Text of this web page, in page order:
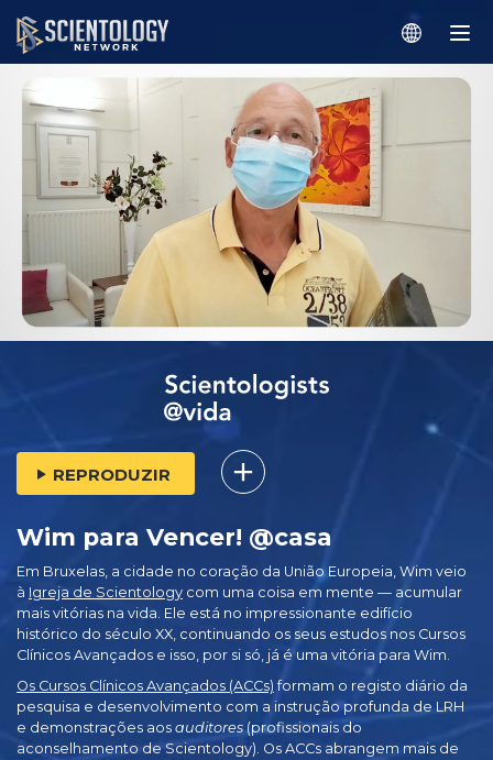
REPRODUZIR
Wim para Vencer! @casa
Em Bruxelas, a cidade no coração da União Europeia, Wim veio
à Igreja de Scientology com uma coisa em mente — acumular
mais vitórias na vida. Ele está no impressionante edifício
histórico do século XX, continuando os seus estudos nos Cursos
Clínicos Avançados e isso, por si só, já é uma vitória para Wim.
Os Cursos Clínicos Avançados (ACCs) formam o registo diário da
pesquisa e desenvolvimento com a instrução profunda de LRH
e demonstrações aos auditores (profissionais do
aconselhamento de Scientology). Os ACCs abrangem mais de